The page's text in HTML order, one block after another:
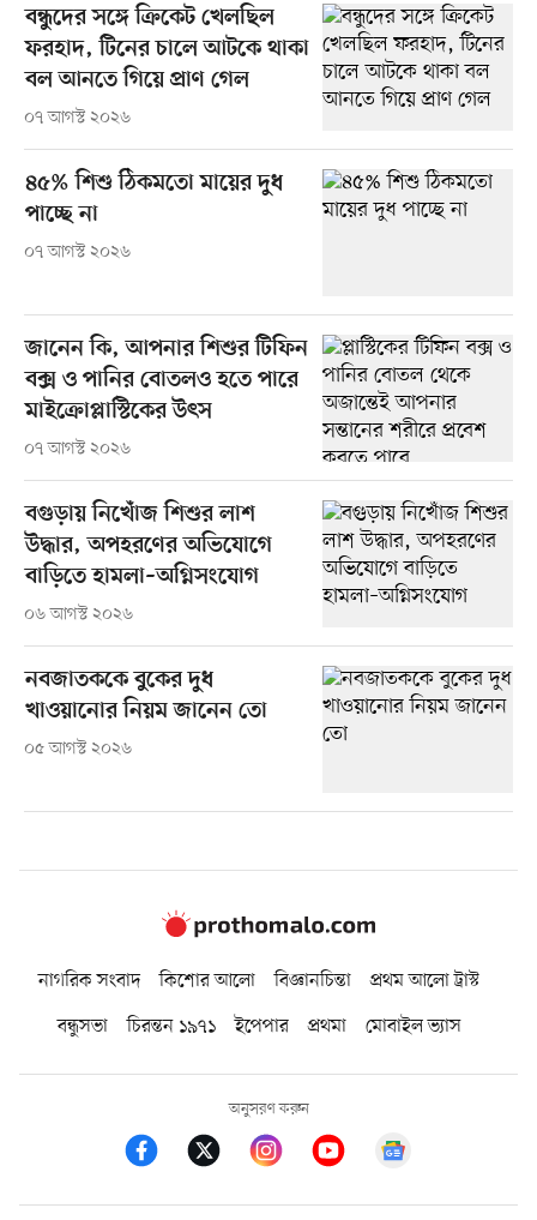
বন্ধুদের সঙ্গে ক্রিকেট খেলছিল
ফরহাদ, টিনের চালে আটকে থাকা
বল আনতে গিয়ে প্রাণ গেল
০৭ আগস্ট ২০২৬
৪৫% শিশু ঠিকমতো মায়ের দুধ
পাচ্ছে না
০৭ আগস্ট ২০২৬
জানেন কি, আপনার শিশুর টিফিন
বক্স ও পানির বোতলও হতে পারে
মাইক্রোপ্লাস্টিকের উৎস
০৭ আগস্ট ২০২৬
বগুড়ায় নিখোঁজ শিশুর লাশ
উদ্ধার, অপহরণের অভিযোগে
বাড়িতে হামলা–অগ্নিসংযোগ
০৬ আগস্ট ২০২৬
নবজাতককে বুকের দুধ
খাওয়ানোর নিয়ম জানেন তো
০৫ আগস্ট ২০২৬
নাগরিক সংবাদ কিশোর আলো বিজ্ঞানচিন্তা
প্রথম আলো ট্রাস্ট
বন্ধুসভা
চিরন্তন ১৯৭১ ইপেপার প্রথমা মোবাইল ভ্যাস
অনুসরণ করুন